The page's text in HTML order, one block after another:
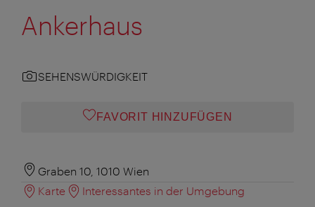
Ankerhaus
SEHENSWÜRDIGKEIT
FAVORIT HINZUFÜGEN
Graben 10, 1010 Wien
Karte
Interessantes in der Umgebung